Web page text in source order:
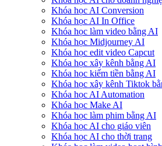
Khóa học AI Conversion
Khóa học AI In Office
Khóa học làm video bằng AI
Khóa học Midjourney AI
Khóa học edit video Capcut
Khóa học xây kênh bằng AI
Khóa học kiếm tiền bằng AI
Khóa học xây kênh Tiktok
Khóa học AI Automation
Khóa học Make AI
Khóa học làm phim bằng AI
Khóa học AI cho giáo viên
Khóa học AI cho thời trang